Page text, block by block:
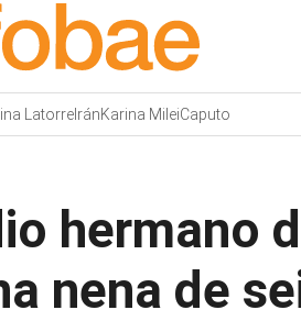
LatorreIránKarina MileiCaputo
hermano
nena de